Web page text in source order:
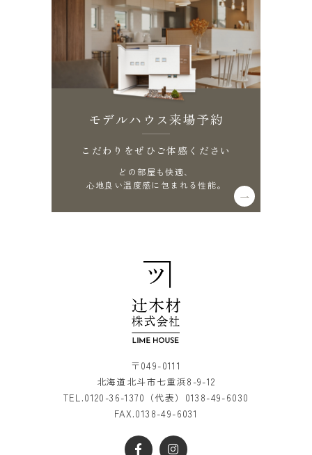
モデルハウス来場予約
こだわりをぜひご体感ください
どの部屋も快適、
心地良い温度感に包まれる性能。
〒049-0111
北海道北斗市七重浜8-9-12
TEL.0120-36-1370 （代表） 0138-49-6030
FAX.0138-49-6031